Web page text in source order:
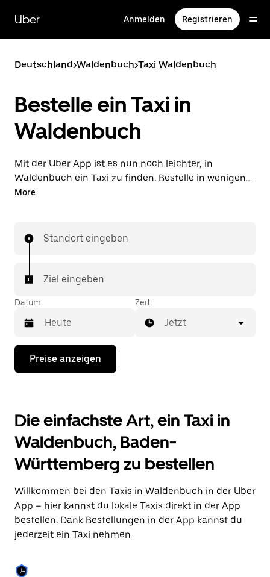
zum
Hauptinhalt
Uber Anmelden Registrieren
Deutschland>Waldenbuch>Taxi Waldenbuch
Bestelle ein Taxi in
Waldenbuch
Mit der Uber App ist es nun noch leichter, in
Waldenbuch ein Taxi zu finden. Bestelle in wenigen
Schritten ein lokales Taxi und bezahle deine Fahrt
Taxifahrt in Waldenbuch zu bestellen.
More
Standort eingeben
Ziel eingeben
Datum
Drücke
Nach-
mit
dem
Kalender
zu
interagieren
und
Datum
auszuwählen.
Drücke
die
Escape-
den
Zeit
Jetzt
Preise anzeigen
Die einfachste Art, ein Taxi in
Waldenbuch, Baden-
Württemberg zu bestellen
Willkommen bei den Taxis in Waldenbuch in der Uber
App – hier kannst du lokale Taxis direkt in der App
bestellen. Dank Bestellungen in der App kannst du
jederzeit ein Taxi nehmen.